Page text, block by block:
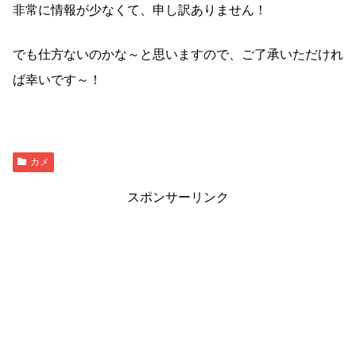
非常に情報が少なくて、申し訳ありません！
でも仕方ないのかな～と思いますので、ご了承いただけれ
ば幸いです～！
カメ
スポンサーリンク